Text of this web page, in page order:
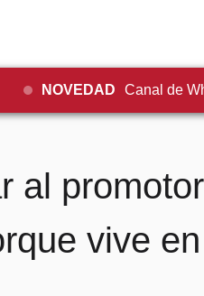
NOVEDAD Canal de
al
vive